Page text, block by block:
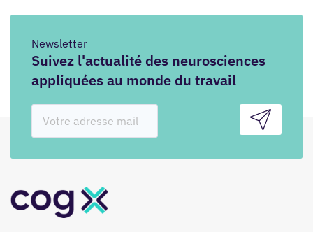
Newsletter
Suivez l'actualité des neurosciences
appliquées au monde du travail